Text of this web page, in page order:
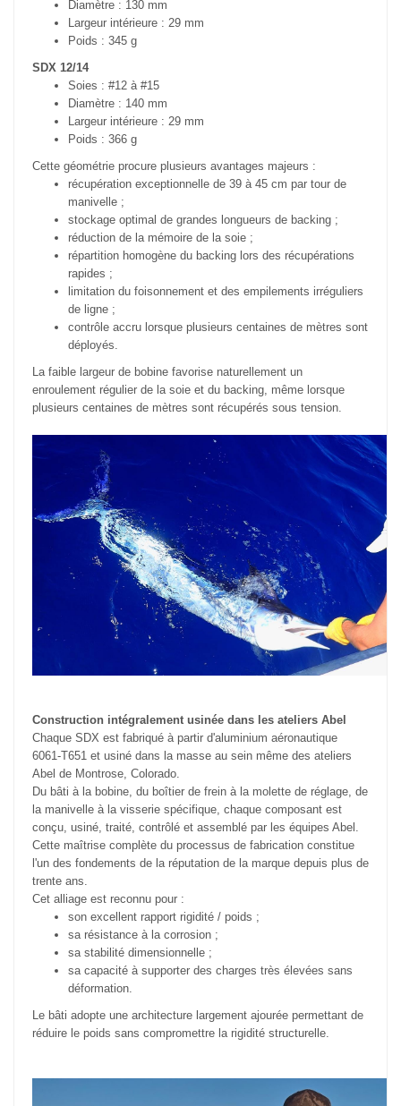
Diamètre : 130 mm
Largeur intérieure : 29 mm
Poids : 345 g
SDX 12/14
Soies : #12 à #15
Diamètre : 140 mm
Largeur intérieure : 29 mm
Poids : 366 g
Cette géométrie procure plusieurs avantages majeurs :
récupération exceptionnelle de 39 à 45 cm par tour de
manivelle ;
stockage optimal de grandes longueurs de backing ;
réduction de la mémoire de la soie ;
répartition homogène du backing lors des récupérations
rapides ;
limitation du foisonnement et des empilements irréguliers
de ligne ;
contrôle accru lorsque plusieurs centaines de mètres sont
déployés.
La faible largeur de bobine favorise naturellement un
enroulement régulier de la soie et du backing, même lorsque
plusieurs centaines de mètres sont récupérés sous tension.
Construction intégralement usinée dans les ateliers Abel
Chaque SDX est fabriqué à partir d'aluminium aéronautique
6061-T651 et usiné dans la masse au sein même des ateliers
Abel de Montrose, Colorado.
Du bâti à la bobine, du boîtier de frein à la molette de réglage, de
la manivelle à la visserie spécifique, chaque composant est
conçu, usiné, traité, contrôlé et assemblé par les équipes Abel.
Cette maîtrise complète du processus de fabrication constitue
l'un des fondements de la réputation de la marque depuis plus de
trente ans.
Cet alliage est reconnu pour :
son excellent rapport rigidité / poids ;
sa résistance à la corrosion ;
sa stabilité dimensionnelle ;
sa capacité à supporter des charges très élevées sans
déformation.
Le bâti adopte une architecture largement ajourée permettant de
réduire le poids sans compromettre la rigidité structurelle.